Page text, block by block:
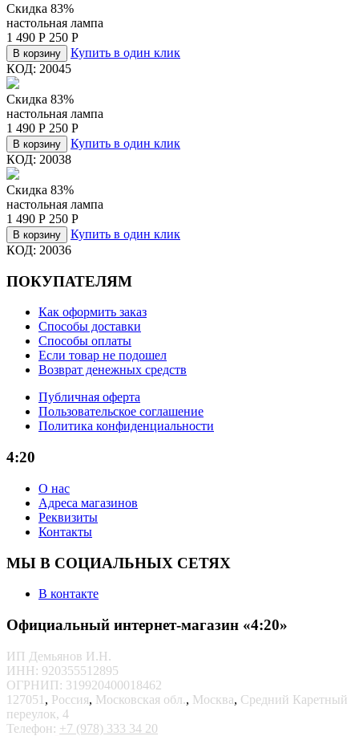
Скидка 83%
настольная лампа
1 490 Р 250 Р
В корзину
Купить в один клик
КОД: 20045
Скидка 83%
настольная лампа
1 490 Р 250 Р
В корзину
Купить в один клик
КОД: 20038
Скидка 83%
настольная лампа
1 490 Р 250 Р
В корзину
Купить в один клик
КОД: 20036
ПОКУПАТЕЛЯМ
Как оформить заказ
Способы доставки
Способы оплаты
Если товар не подошел
Возврат денежных средств
Публичная оферта
Пользовательское соглашение
Политика конфиденциальности
4:20
О нас
Адреса магазинов
Реквизиты
Контакты
МЫ В СОЦИАЛЬНЫХ СЕТЯХ
В контакте
Официальный интернет-магазин «4:20»
ИП Демьянов И.Н.
ИНН: 920355512895
ОГРНИП: 319920400018462
127051 , Россия, Московская обл., Москва, Средний Каретный
переулок, 4
Телефон: +7 (978) 333 34 20